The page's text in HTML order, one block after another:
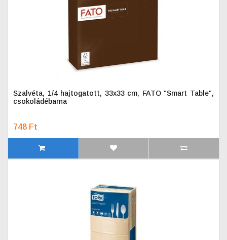
Szalvéta, 1/4 hajtogatott, 33x33 cm, FATO "Smart Table",
csokoládébarna
748 Ft